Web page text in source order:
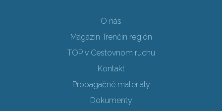
O nás
Magazín Trenčín región
TOP v Cestovnom ruchu
Kontakt
Propagačné materiály
Dokumenty